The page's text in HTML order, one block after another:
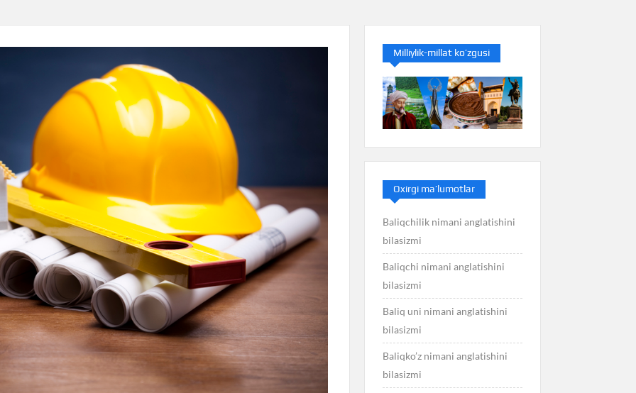
Milliylik-millat ko’zgusi
Oxirgi ma’lumotlar
Baliqchilik nimani anglatishini
bilasizmi
Baliqchi nimani anglatishini
bilasizmi
Baliq uni nimani anglatishini
bilasizmi
Baliqko’z nimani anglatishini
bilasizmi